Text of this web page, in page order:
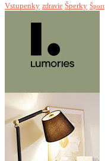
Vstupenky zdravie Šperky Šport